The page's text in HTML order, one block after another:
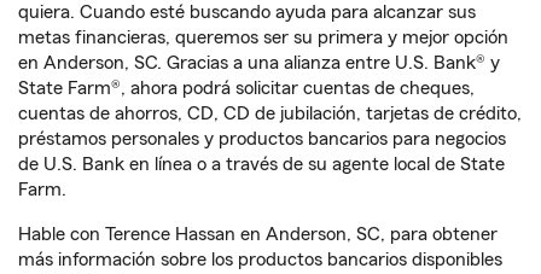
quiera. Cuando esté buscando ayuda para alcanzar sus
metas financieras, queremos ser su primera y mejor opción
en Anderson, SC. Gracias a una alianza entre U.S. Bank® y
State Farm®, ahora podrá solicitar cuentas de cheques,
cuentas de ahorros, CD, CD de jubilación, tarjetas de crédito,
préstamos personales y productos bancarios para negocios
de U.S. Bank en línea o a través de su agente local de State
Farm.
Hable con Terence Hassan en Anderson, SC, para obtener
más información sobre los productos bancarios disponibles